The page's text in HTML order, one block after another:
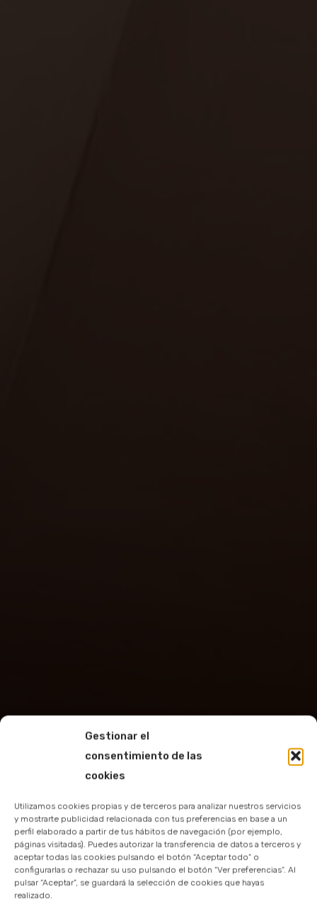
Gestionar el
consentimiento de las
cookies
Utilizamos cookies propias y de terceros para analizar nuestros servicios
y mostrarte publicidad relacionada con tus preferencias en base a un
perfil elaborado a partir de tus hábitos de navegación (por ejemplo,
páginas visitadas). Puedes autorizar la transferencia de datos a terceros y
aceptar todas las cookies pulsando el botón “Aceptar todo” o
configurarlas o rechazar su uso pulsando el botón “Ver preferencias”. Al
pulsar “Aceptar”, se guardará la selección de cookies que hayas
realizado.
Apartamento
de 2 dormitorios
(4 adultos + 2 niños)